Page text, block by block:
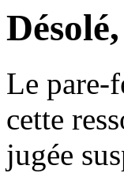
Le pare-
cette
jugée